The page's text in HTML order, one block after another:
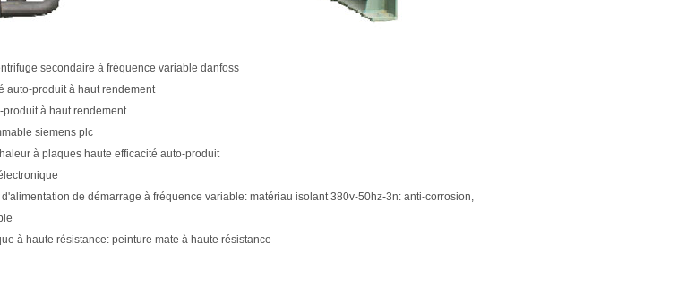
secondaire à fréquence variable danfoss
auto-produit à haut rendement
à haut rendement
siemens plc
à plaques haute efficacité auto-produit
de démarrage à fréquence variable: matériau isolant 380v-50hz-3n: anti-corrosion,
à haute résistance: peinture mate à haute résistance